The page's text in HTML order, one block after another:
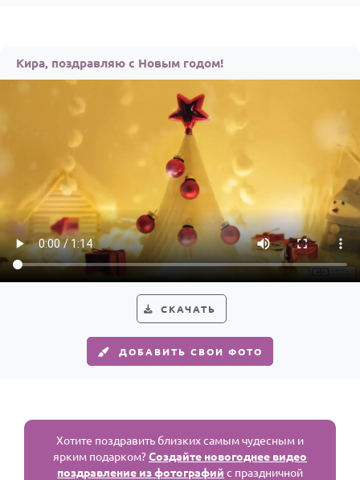
Детям
ПЕРСОНАЛЬНЫЕ
Пожелания
По именам
По годам
Кира, поздравляю с Новым годом!
СКАЧАТЬ
ДОБАВИТЬ СВОИ ФОТО
Хотите поздравить близких самым чудесным и
ярким подарком?Создайте новогоднее видео
поздравление из фотографий с праздничной